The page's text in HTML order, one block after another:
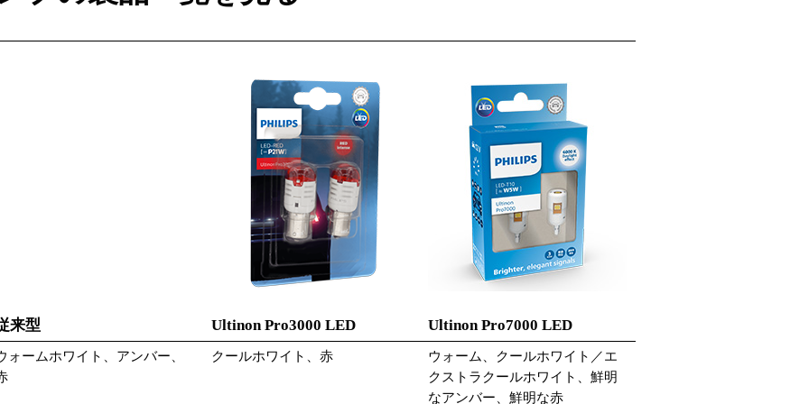
来型 Ultinon Pro3000 LED Ultinon Pro7000 LED
ォームホワイト、アンバー、
クールホワイト、赤
ウォーム、クールホワイト／エ
クストラクールホワイト、鮮明
なアンバー、鮮明な赤